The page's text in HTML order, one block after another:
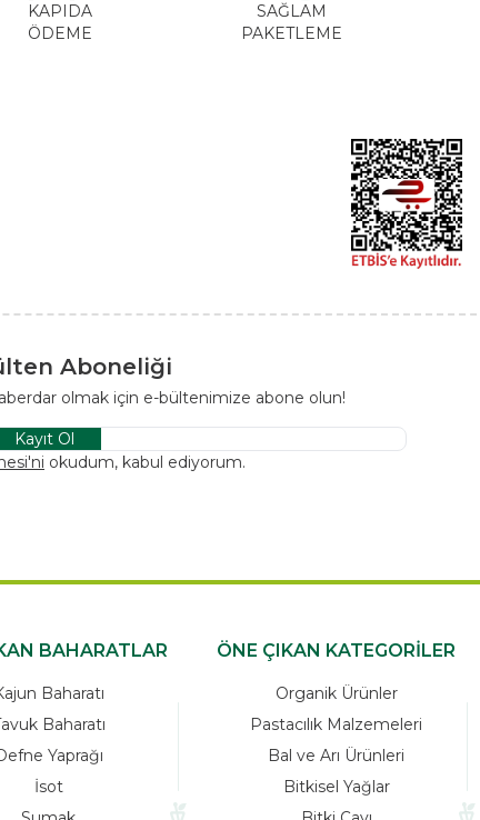
KAPIDA
ÖDEME
SAĞLAM
PAKETLEME
Aboneliği
olmak için e-bültenimize abone olun!
Kayıt Ol
okudum, kabul ediyorum.
BAHARATLAR
Baharatı
Baharatı
Yaprağı
İsot
ÖNE ÇIKAN KATEGORİLER
Organik Ürünler
Pastacılık Malzemeleri
Bal ve Arı Ürünleri
Bitkisel Yağlar